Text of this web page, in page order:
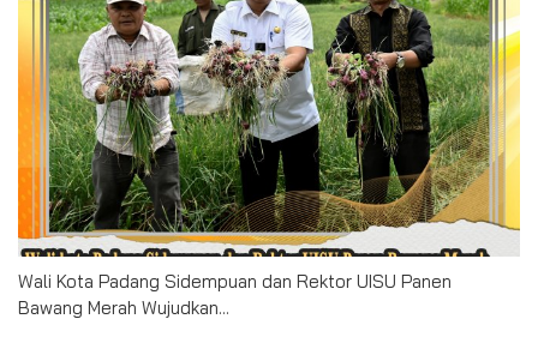
Wali Kota Padang Sidempuan dan Rektor UISU Panen
Bawang Merah Wujudkan...